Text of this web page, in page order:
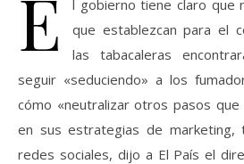
E
l gobierno tiene claro que
que establezcan para el
las tabacaleras
seguir «seduciendo» a los
cómo «neutralizar otros pasos que
en sus estrategias de
redes sociales, dijo a El País el